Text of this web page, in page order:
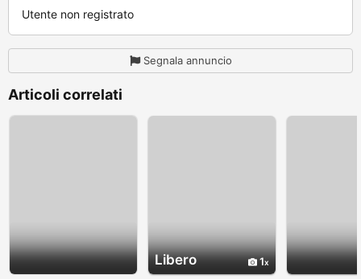
Utente non registrato
Segnala annuncio
Articoli correlati
Libero 1